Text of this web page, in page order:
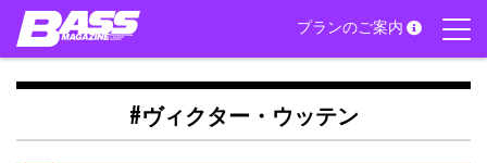
Skip
content
プランのご案内
#ヴィクター・ウッテン